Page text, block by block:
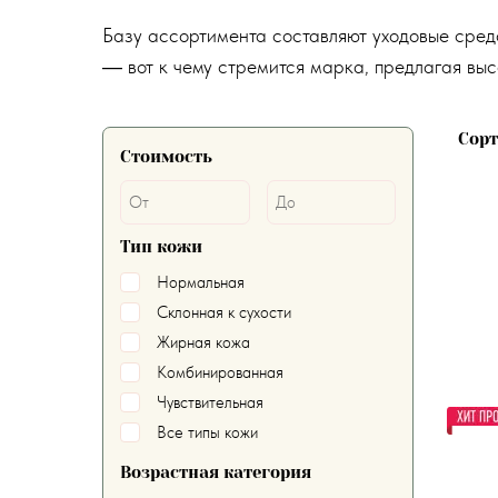
Базу ассортимента составляют уходовые
― вот к чему стремится марка, предлагая
Стоимость
Тип кожи
Нормальная
Склонная к сухости
Жирная кожа
Комбинированная
Чувствительная
Все типы кожи
Возрастная категория